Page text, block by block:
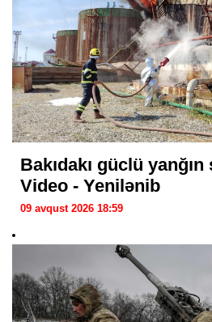
Bakıdakı güclü
Video - Yenilənib
09 avqust 2026 18:59